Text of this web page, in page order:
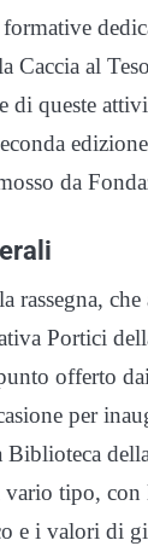
Caccia al
di queste
da
rassegna,
Portici
offerto
per
Biblioteca
tipo, con
e i valori di